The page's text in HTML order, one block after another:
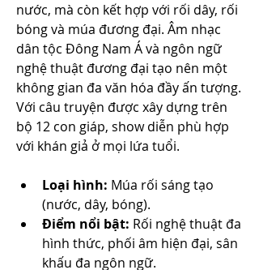
nước, mà còn kết hợp với rối dây, rối
bóng và múa đương đại. Âm nhạc
dân tộc Đông Nam Á và ngôn ngữ
nghệ thuật đương đại tạo nên một
không gian đa văn hóa đầy ấn tượng.
Với câu truyện được xây dựng trên
bộ 12 con giáp, show diễn phù hợp
với khán giả ở mọi lứa tuổi.
Loại hình: Múa rối sáng tạo
(nước, dây, bóng).
Điểm nổi bật: Rối nghệ thuật đa
hình thức, phối âm hiện đại, sân
khấu đa ngôn ngữ.